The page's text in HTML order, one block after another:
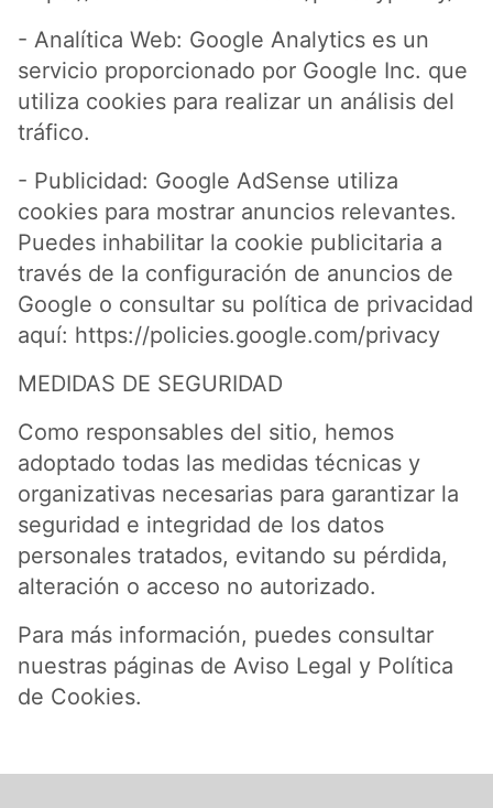
- Analítica Web: Google Analytics es un
servicio proporcionado por Google Inc. que
utiliza cookies para realizar un análisis del
tráfico.
- Publicidad: Google AdSense utiliza
cookies para mostrar anuncios relevantes.
Puedes inhabilitar la cookie publicitaria a
través de la configuración de anuncios de
Google o consultar su política de privacidad
aquí: https://policies.google.com/privacy
MEDIDAS DE SEGURIDAD
Como responsables del sitio, hemos
adoptado todas las medidas técnicas y
organizativas necesarias para garantizar la
seguridad e integridad de los datos
personales tratados, evitando su pérdida,
alteración o acceso no autorizado.
Para más información, puedes consultar
nuestras páginas de Aviso Legal y Política
de Cookies.